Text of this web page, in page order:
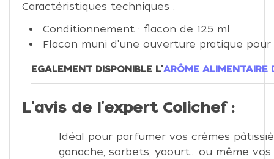
Caractéristiques techniques :
Conditionnement : flacon de 125 ml.
Flacon muni d'une ouverture pratique
EGALEMENT DISPONIBLE L'ARÔME ALIMENTAIRE
L'avis de l'expert Colichef :
Idéal pour parfumer vos crèmes
ganache, sorbets, yaourt... ou même